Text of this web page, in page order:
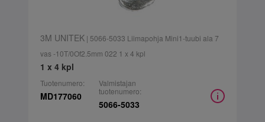
3M UNITEK| 5066-5033 Liimapohja Mini1-tuubi ala 7
vas -10T/0Of2.5mm 022 1 x 4 kpl
1 x 4 kpl
Tuotenumero:
MD177060
Valmistajan
tuotenumero:
5066-5033